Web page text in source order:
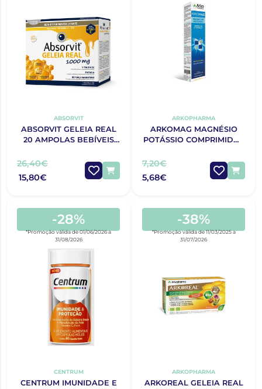
ABSORVIT
ABSORVIT GELEIA REAL
20 AMPOLAS BEBÍVEIS
26,40€
15,80€
ARKOPHARMA
ARKOMAG MAGNÉSIO
POTÁSSIO COMPRIMIDOS
7,20€
5,68€
-28%
*Promoção válida de 01/06/2026 a
31/08/2026
CENTRUM
CENTRUM IMUNIDADE E
-38%
*Promoção válida de 11/03/2025 a
31/07/2026
ARKOPHARMA
ARKOREAL GELEIA REAL